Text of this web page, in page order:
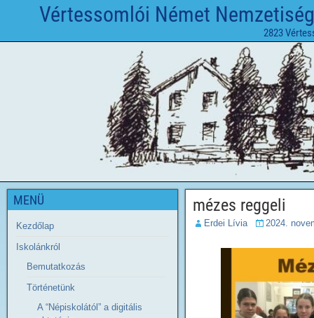
Vértessomlói Német
2823
mézes reggeli
Erdei Lívia 2024.
MENÜ
Kezdőlap
Iskolánkról
Bemutatkozás
Történetünk
A “Népiskolától” a digitális